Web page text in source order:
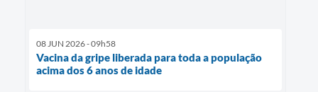
08 JUN 2026 - 09h58
Vacina da gripe liberada para toda a população
acima dos 6 anos de idade